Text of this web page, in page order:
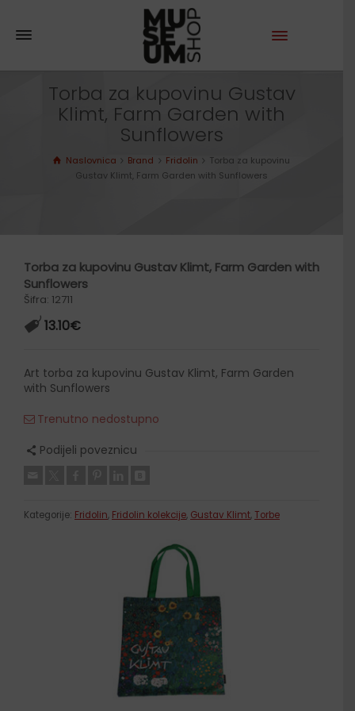
Torba za kupovinu Gustav
Klimt, Farm Garden with
Sunflowers
Naslovnica Brand Fridolin
Torba za kupovinu
Gustav Klimt, Farm Garden with Sunflowers
Torba za kupovinu Gustav Klimt, Farm Garden with
Sunflowers
Šifra: 12711
13.10€
Art torba za kupovinu Gustav Klimt, Farm Garden
with Sunflowers
Trenutno nedostupno
Podijeli poveznicu
Kategorije: Fridolin, Fridolin kolekcije, Gustav Klimt, Torbe